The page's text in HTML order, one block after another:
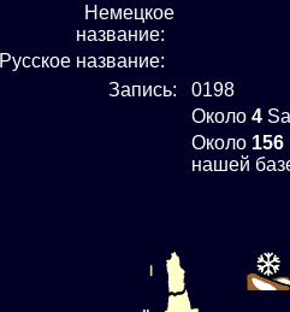
Немецкое
название:
Русское название:
Запись:
0198
Около 4
Около 156
нашей